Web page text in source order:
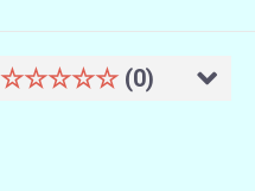
☆☆☆☆☆ (0)